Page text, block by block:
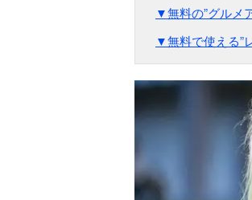
▼無料の”グルメ
▼無料で使える”